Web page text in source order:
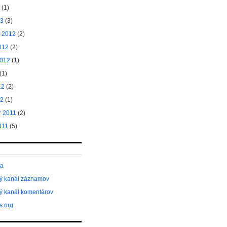
(1)
(3)
2012 (2)
(2)
(1)
(2)
(1)
2011 (2)
(5)
kanál záznamov
kanál komentárov